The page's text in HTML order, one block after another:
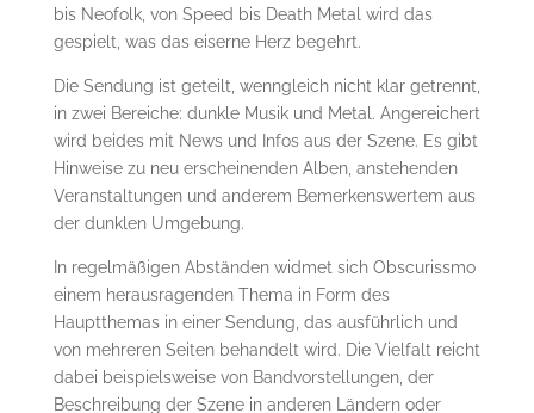
bis Neofolk, von Speed bis Death Metal wird das
gespielt, was das eiserne Herz begehrt.
Die Sendung ist geteilt, wenngleich nicht klar getrennt,
in zwei Bereiche: dunkle Musik und Metal. Angereichert
wird beides mit News und Infos aus der Szene. Es gibt
Hinweise zu neu erscheinenden Alben, anstehenden
Veranstaltungen und anderem Bemerkenswertem aus
der dunklen Umgebung.
In regelmäßigen Abständen widmet sich Obscurissmo
einem herausragenden Thema in Form des
Hauptthemas in einer Sendung, das ausführlich und
von mehreren Seiten behandelt wird. Die Vielfalt reicht
dabei beispielsweise von Bandvorstellungen, der
Beschreibung der Szene in anderen Ländern oder